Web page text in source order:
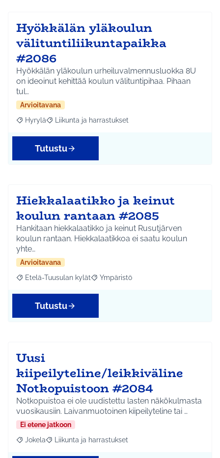
Hyökkälän yläkoulun
välituntiliikuntapaikka
#2086
Hyökkälän yläkoulun urheiluvalmennusluokka 8U
on ideoinut kehittää koulun välituntipihaa. Pihaan
tul…
Arvioitavana
Rajaa tulokset aihepiirin mukaan: Hyrylä
Hyrylä Rajaa tulokset teeman mukaan: Liikunta ja
Liikunta ja harrastukset
Tutustu
Hiekkalaatikko ja keinut
koulun rantaan #2085
Hankitaan hiekkalaatikko ja keinut Rusutjärven
koulun rantaan. Hiekkalaatikkoa ei saatu koulun
yhte…
Arvioitavana
Rajaa tulokset aihepiirin mukaan: Etelä-Tuusulan kylät
Etelä-Tuusulan kylät Rajaa tulokset teeman mukaan:
Ympäristö
Tutustu
Uusi
kiipeilyteline/leikkiväline
Notkopuistoon #2084
Notkopuistoa ei ole uudistettu lasten näkökulmasta
vuosikausiin. Laivanmuotoinen kiipeilyteline tai …
Ei etene jatkoon
Rajaa tulokset aihepiirin mukaan: Jokela
Jokela Rajaa tulokset teeman mukaan: Liikunta ja
Liikunta ja harrastukset